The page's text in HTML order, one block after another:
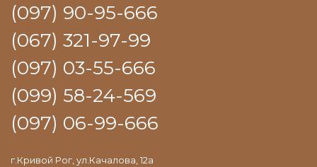
(097) 90-95-666
(067) 321-97-99
(097) 03-55-666
(099) 58-24-569
(097) 06-99-666
г.Кривой Рог, ул.Качалова, 12а